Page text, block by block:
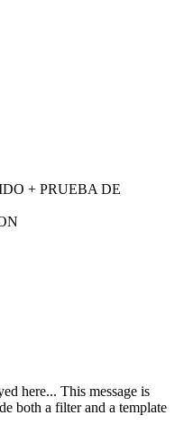
+ PRUEBA DE
here... This message is
both a filter and a template